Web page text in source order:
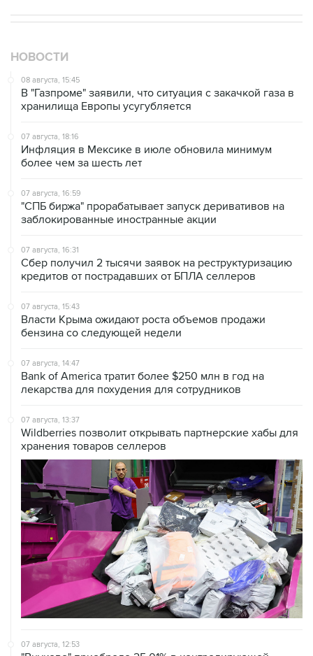
НОВОСТИ
08 августа, 15:45
В "Газпроме" заявили, что ситуация с закачкой газа в
хранилища Европы усугубляется
07 августа, 18:16
Инфляция в Мексике в июле обновила минимум
более чем за шесть лет
07 августа, 16:59
"СПБ биржа" прорабатывает запуск деривативов на
заблокированные иностранные акции
07 августа, 16:31
Сбер получил 2 тысячи заявок на реструктуризацию
кредитов от пострадавших от БПЛА селлеров
07 августа, 15:43
Власти Крыма ожидают роста объемов продажи
бензина со следующей недели
07 августа, 14:47
Bank of America тратит более $250 млн в год на
лекарства для похудения для сотрудников
07 августа, 13:37
Wildberries позволит открывать партнерские хабы для
хранения товаров селлеров
07 августа, 12:53